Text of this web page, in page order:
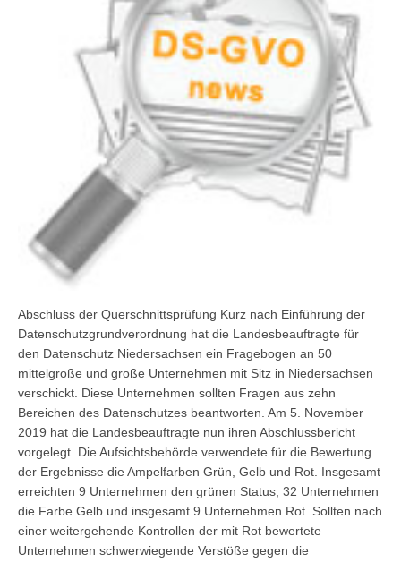
Abschluss der Querschnittsprüfung Kurz nach Einführung der
Datenschutzgrundverordnung hat die Landesbeauftragte für
den Datenschutz Niedersachsen ein Fragebogen an 50
mittelgroße und große Unternehmen mit Sitz in Niedersachsen
verschickt. Diese Unternehmen sollten Fragen aus zehn
Bereichen des Datenschutzes beantworten. Am 5. November
2019 hat die Landesbeauftragte nun ihren Abschlussbericht
vorgelegt. Die Aufsichtsbehörde verwendete für die Bewertung
der Ergebnisse die Ampelfarben Grün, Gelb und Rot. Insgesamt
erreichten 9 Unternehmen den grünen Status, 32 Unternehmen
die Farbe Gelb und insgesamt 9 Unternehmen Rot. Sollten nach
einer weitergehende Kontrollen der mit Rot bewertete
Unternehmen schwerwiegende Verstöße gegen die